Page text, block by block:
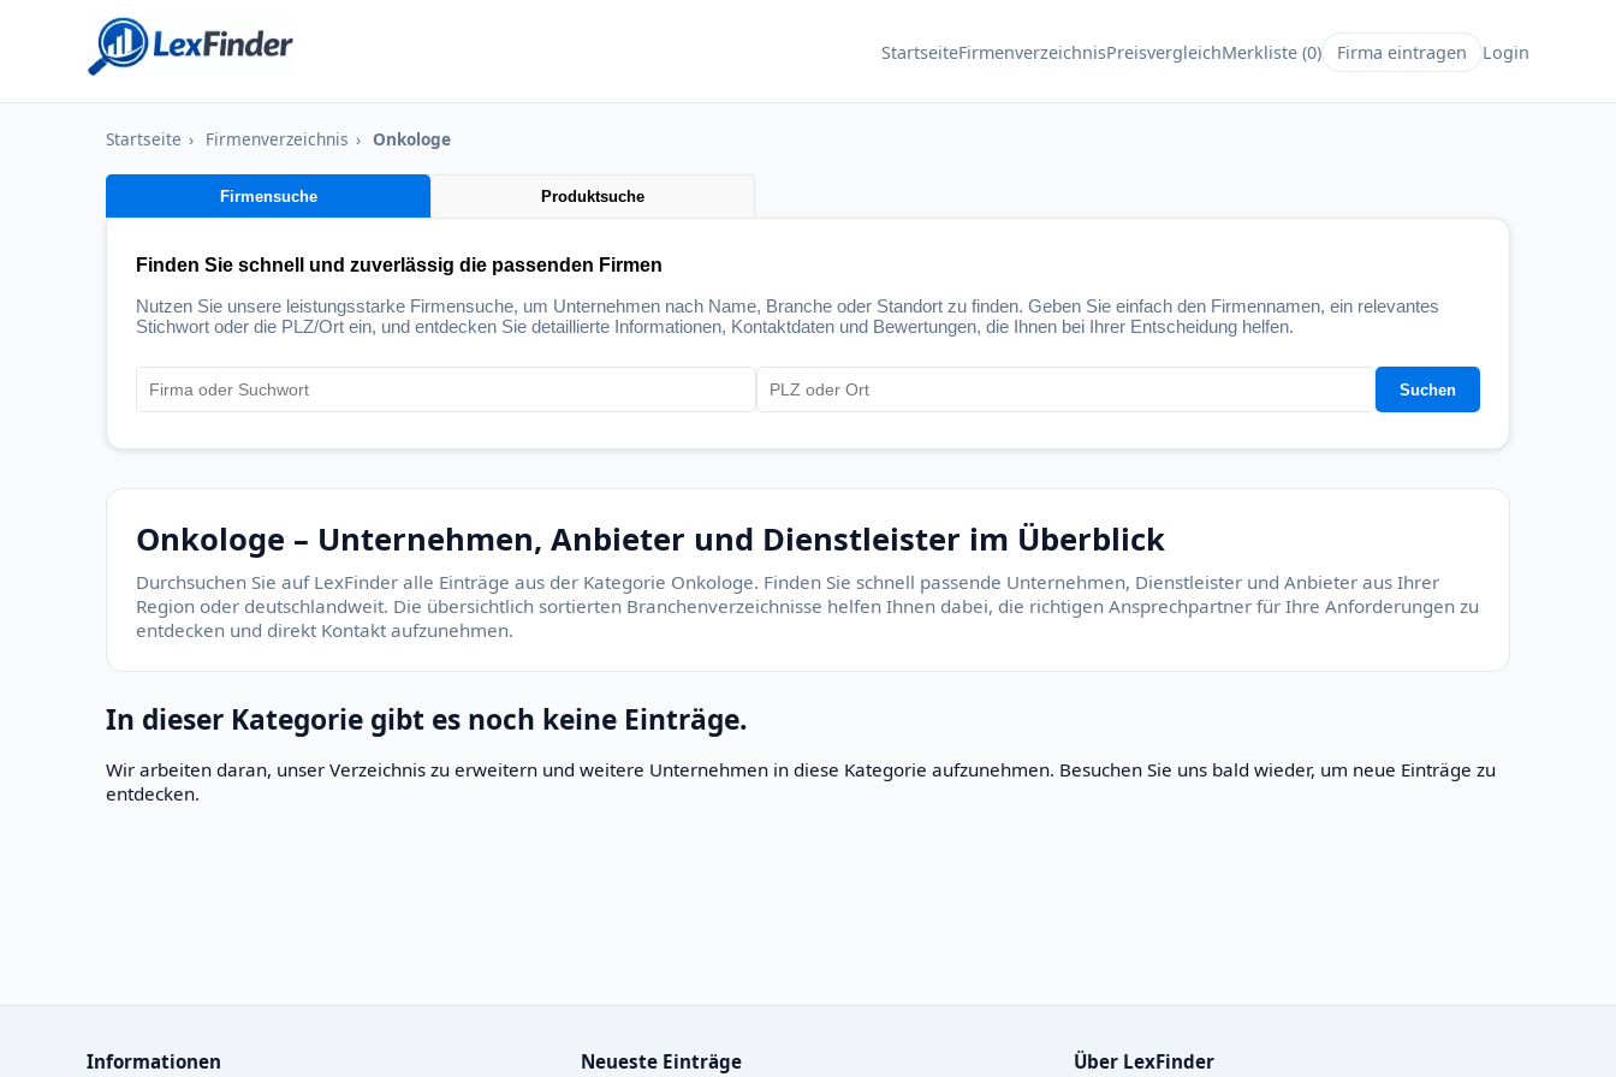
StartseiteFirmenverzeichnisPreisvergleichMerkliste (0) Firma eintragen Login
Startseite › Firmenverzeichnis › Onkologe
Firmensuche Produktsuche
Finden Sie schnell und zuverlässig die passenden Firmen
Nutzen Sie unsere leistungsstarke Firmensuche, um Unternehmen nach Name, Branche oder Standort zu finden. Geben Sie einfach den Firmennamen, ein relevantes
Stichwort oder die PLZ/Ort ein, und entdecken Sie detaillierte Informationen, Kontaktdaten und Bewertungen, die Ihnen bei Ihrer Entscheidung helfen.
Suchen
Onkologe – Unternehmen, Anbieter und Dienstleister im Überblick
Durchsuchen Sie auf LexFinder alle Einträge aus der Kategorie Onkologe. Finden Sie schnell passende Unternehmen, Dienstleister und Anbieter aus Ihrer
Region oder deutschlandweit. Die übersichtlich sortierten Branchenverzeichnisse helfen Ihnen dabei, die richtigen Ansprechpartner für Ihre Anforderungen zu
entdecken und direkt Kontakt aufzunehmen.
In dieser Kategorie gibt es noch keine Einträge.
Wir arbeiten daran, unser Verzeichnis zu erweitern und weitere Unternehmen in diese Kategorie aufzunehmen. Besuchen Sie uns bald wieder, um neue Einträge zu
entdecken.
Informationen Neueste Einträge Über LexFinder